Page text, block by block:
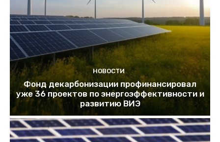
НОВОСТИ
Фонд декарбонизации профинансировал
уже 36 проектов по энергоэффективности и
развитию ВИЭ